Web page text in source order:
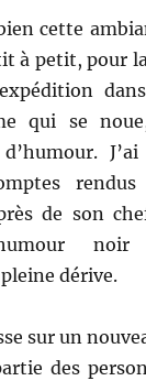
cette
à petit, pour
qui se
de son
dérive.
sur un
des